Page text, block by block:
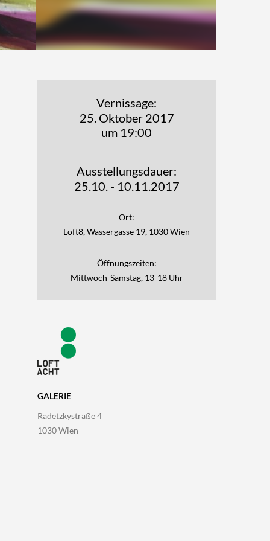
Vernissage:
25. Oktober 2017
um 19:00
Ausstellungsdauer:
25.10. - 10.11.2017
Ort:
Loft8, Wassergasse 19, 1030 Wien
Öffnungszeiten:
Mittwoch-Samstag, 13-18 Uhr
GALERIE
Radetzkystraße 4
1030 Wien